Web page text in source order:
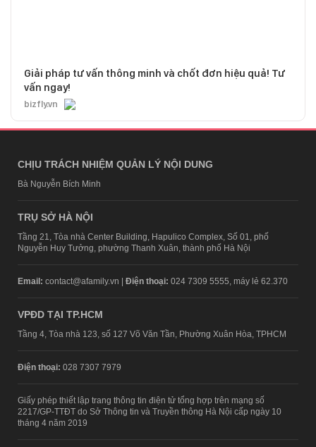
Giải pháp tư vấn thông minh và chốt đơn hiệu quả! Tư
vấn ngay!
bizfly.vn
CHỊU TRÁCH NHIỆM QUẢN LÝ NỘI DUNG
Bà Nguyễn Bích Minh
TRỤ SỞ HÀ NỘI
Tầng 21, Tòa nhà Center Building, Hapulico Complex, Số 01, phố
Nguyễn Huy Tưởng, phường Thanh Xuân, thành phố Hà Nội
Email: contact@afamily.vn | Điện thoại: 024 7309 5555, máy lẻ 62.370
VPĐD TẠI TP.HCM
Tầng 4, Tòa nhà 123, số 127 Võ Văn Tần, Phường Xuân Hòa, TPHCM
Điện thoại: 028 7307 7979
Giấy phép thiết lập trang thông tin điện tử tổng hợp trên mạng số
2217/GP-TTĐT do Sở Thông tin và Truyền thông Hà Nội cấp ngày 10
tháng 4 năm 2019